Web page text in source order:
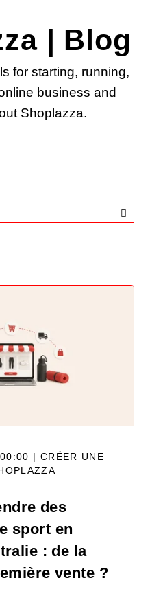
| Blog
for starting, running,
business and
Shoplazza.
| CRÉER UNE
des
sport en
: de la
vente ?